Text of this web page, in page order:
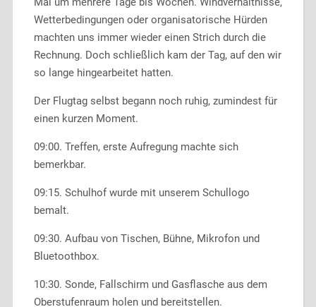
Wetterbedingungen oder organisatorische Hürden
machten uns immer wieder einen Strich durch die
Rechnung. Doch schließlich kam der Tag, auf den wir
so lange hingearbeitet hatten.
Der Flugtag selbst begann noch ruhig, zumindest für
einen kurzen Moment.
09:00. Treffen, erste Aufregung machte sich
bemerkbar.
09:15. Schulhof wurde mit unserem Schullogo
bemalt.
09:30. Aufbau von Tischen, Bühne, Mikrofon und
Bluetoothbox.
10:30. Sonde, Fallschirm und Gasflasche aus dem
Oberstufenraum holen und bereitstellen.